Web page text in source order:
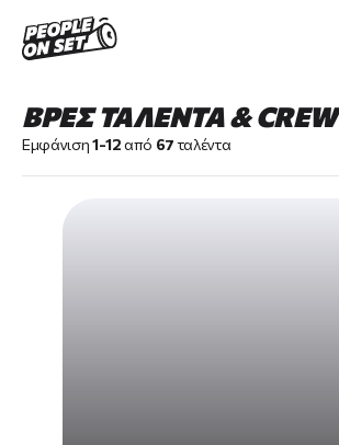
main
ΒΡΕΣ ΤΑΛΕΝΤΑ & CREW
Εμφάνιση1-12από 67ταλέντα